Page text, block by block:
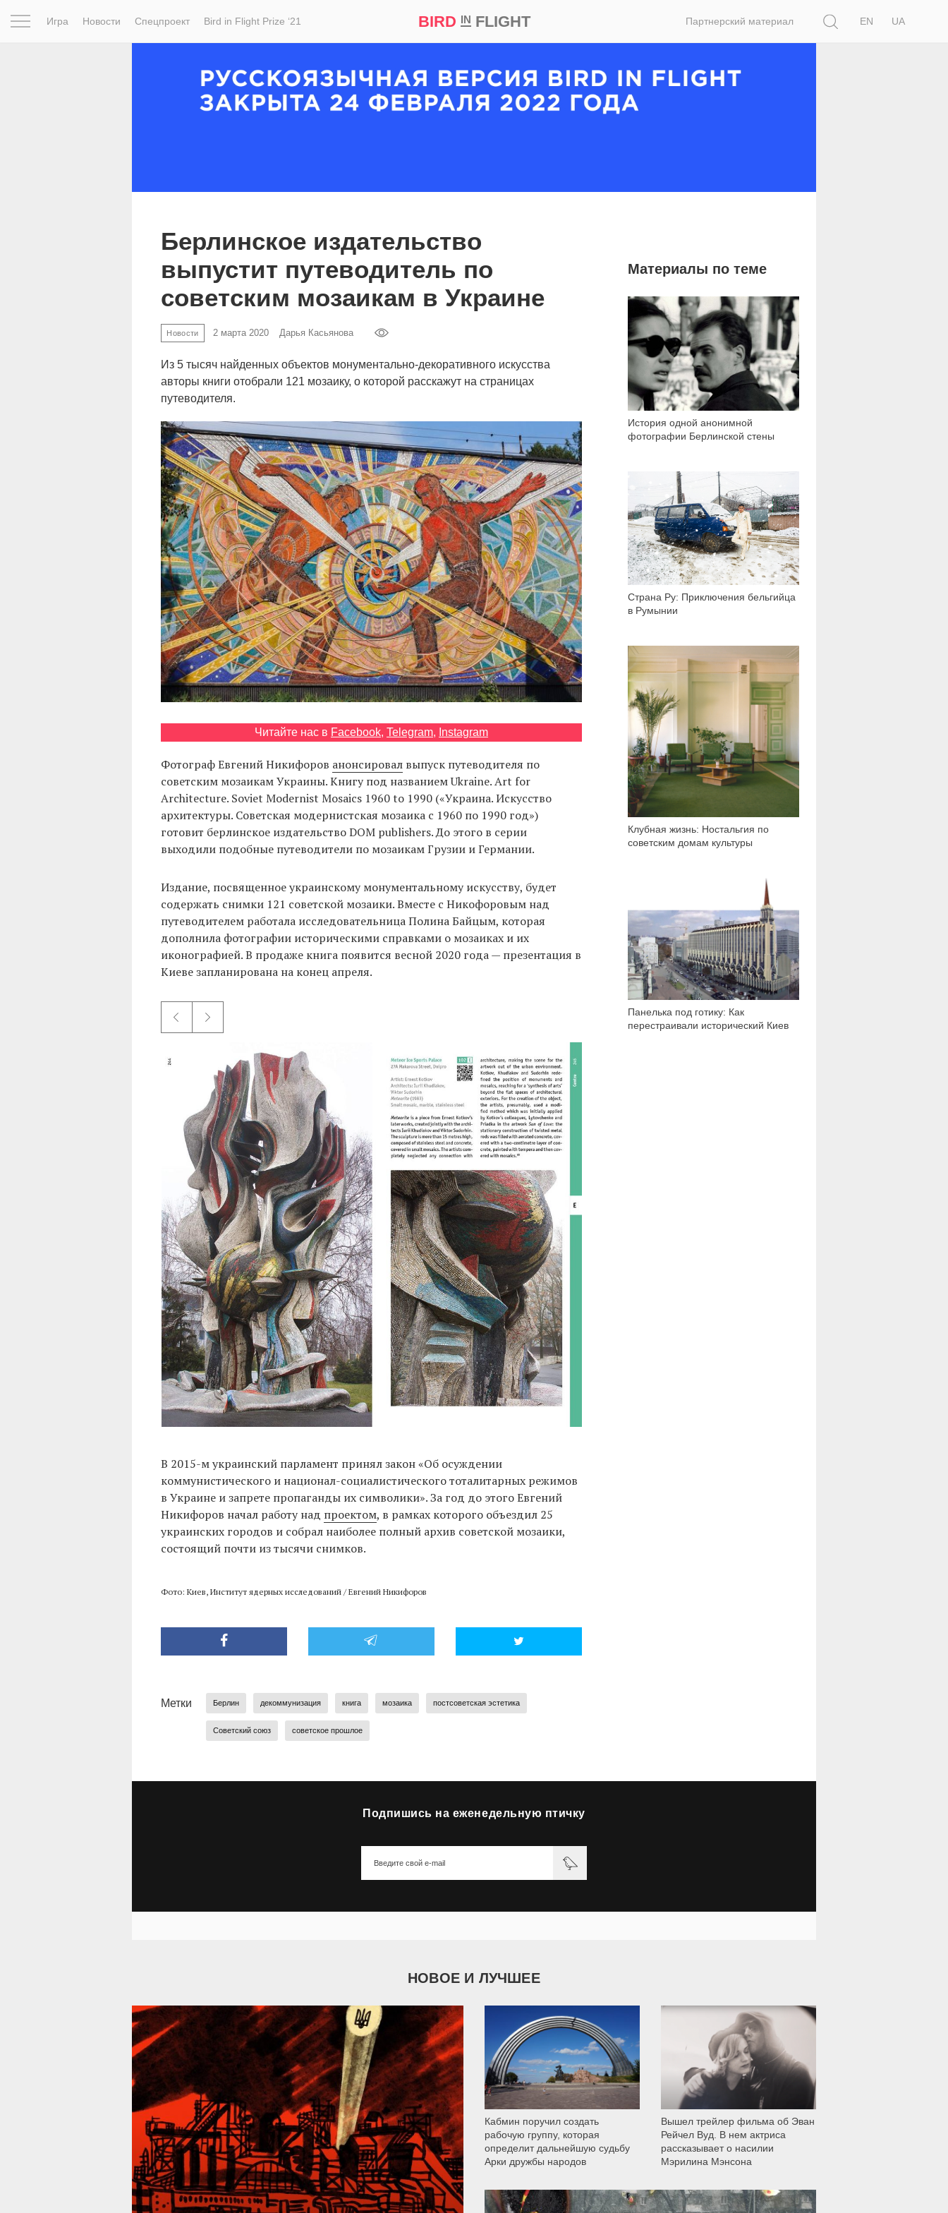
Игра Новости Спецпроект Bird in Flight Prize ‘21 BIRD INFLIGHT Партнерский материал
EN
UA
Берлинское издательство
выпустит путеводитель по
советским мозаикам в Украине
Новости 2 марта 2020 Дарья Касьянова
Из 5 тысяч найденных объектов монументально-декоративного искусства
авторы книги отобрали 121 мозаику, о которой расскажут на страницах
путеводителя.
Читайте нас в Facebook, Telegram, Instagram
Фотограф Евгений Никифоров анонсировалвыпуск путеводителя по
советским мозаикам Украины. Книгу под названием Ukraine. Art for
Architecture. Soviet Modernist Mosaics 1960 to 1990 («Украина. Искусство
архитектуры. Советская модернистская мозаика с 1960 по 1990 год»)
готовит берлинское издательство DOM publishers. До этого в серии
выходили подобные путеводители по мозаикам Грузии и Германии.
Издание, посвященное украинскому монументальному искусству, будет
содержать снимки 121 советской мозаики. Вместе с Никофоровым над
путеводителем работала исследовательница Полина Байцым, которая
дополнила фотографии историческими справками о мозаиках и их
иконографией. В продаже книга появится весной 2020 года — презентация в
Киеве запланирована на конец апреля.
В 2015-м украинский парламент принял закон «Об осуждении
коммунистического и национал-социалистического тоталитарных режимов
в Украине и запрете пропаганды их символики». За год до этого Евгений
Никифоров начал работу над проектом, в рамках которого объездил 25
украинских городов и собрал наиболее полный архив советской мозаики,
состоящий почти из тысячи снимков.
Фото: Киев, Институт ядерных исследований / Евгений Никифоров
Метки Берлин декоммунизация книга мозаика постсоветская эстетика
Советский союз советское прошлое
Материалы по теме
История одной анонимной
фотографии Берлинской стены
18 623
Страна Ру: Приключения бельгийца
в Румынии
1 599
Клубная жизнь: Ностальгия по
советским домам культуры
Панелька под готику: Как
перестраивали исторический Киев
Подпишись на еженедельную птичку
НОВОЕ И ЛУЧШЕЕ
39 287
Кабмин поручил создать
рабочую группу, которая
определит дальнейшую судьбу
Арки дружбы народов
9 786
Вышел трейлер фильма об Эван
Рейчел Вуд. В нем актриса
рассказывает о насилии
Мэрилина Мэнсона
12 298